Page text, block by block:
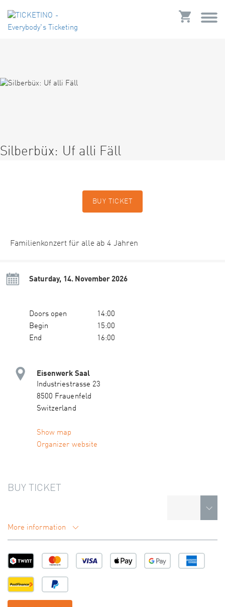
Silberbüx: Uf alli Fäll
BUY TICKET
Familienkonzert für alle ab 4 Jahren
Saturday, 14. November 2026
Doors open
14:00
Begin
15:00
End
16:00
Eisenwerk Saal
Industriestrasse 23
8500 Frauenfeld
Switzerland
Show map
Organizer website
BUY TICKET
More information